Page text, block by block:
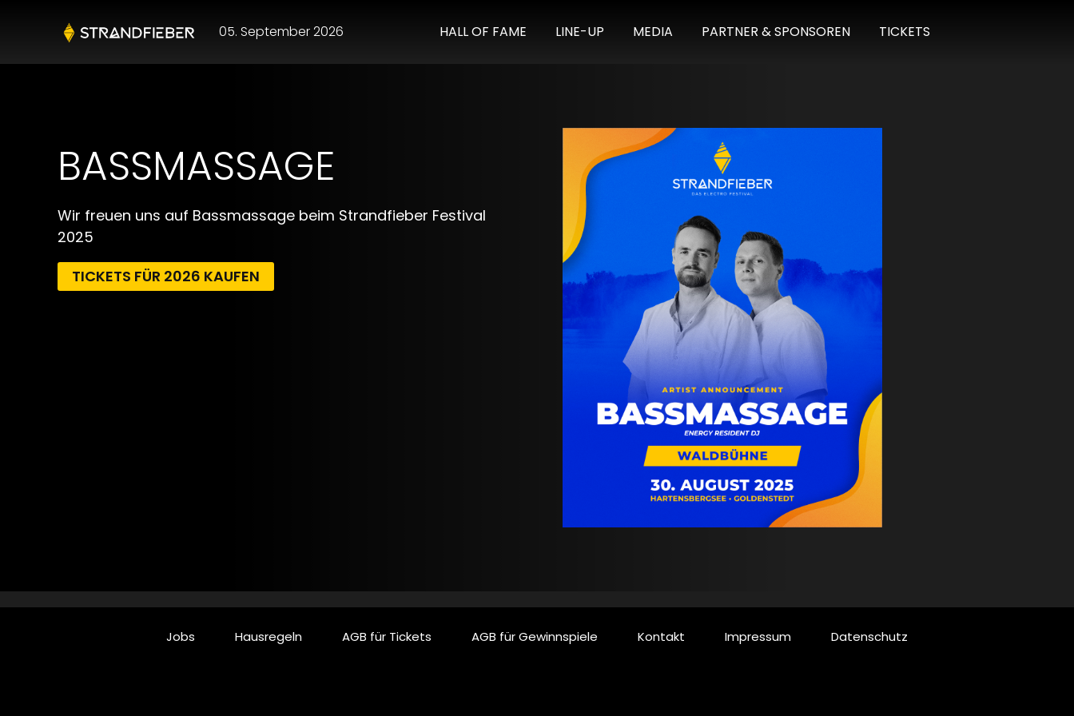
05. September 2026 HALL OF FAME LINE-UP MEDIA PARTNER & SPONSOREN TICKETS
BASSMASSAGE
Wir freuen uns auf Bassmassage beim Strandfieber Festival
2025
TICKETS FÜR 2026 KAUFEN
Jobs Hausregeln AGB für Tickets AGB für Gewinnspiele Kontakt Impressum Datenschutz